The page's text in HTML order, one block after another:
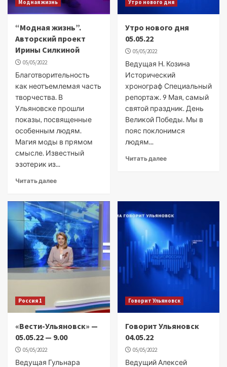
Модная жизнь
“Модная жизнь”.
Авторский проект
Ирины Силкиной
05/05/2022
Благотворительность
как неотъемлемая часть
творчества. В
Ульяновске прошли
показы, посвященные
особенным людям.
Магия моды в прямом
смысле. Известный
эзотерик из...
Читать далее
Утро нового дня
Утро нового дня
05.05.22
05/05/2022
Ведущая Н. Козина
Исторический
хронограф Специальный
репортаж. 9 Мая, самый
святой праздник. День
Великой Победы. Мы в
пояс поклонимся
людям...
Читать далее
Россия 1
«Вести-Ульяновск» —
05.05.22 — 9.00
05/05/2022
Ведущая Гульнара
Говорит Ульяновск
Говорит Ульяновск
04.05.22
05/05/2022
Ведущий Алексей